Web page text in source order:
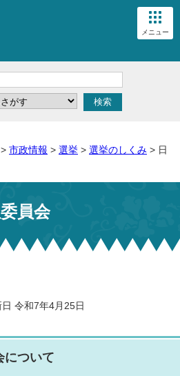
メニュー
> 市政情報 > 選挙 > 選挙のしくみ > 日
員会
令和7年4月25日
について